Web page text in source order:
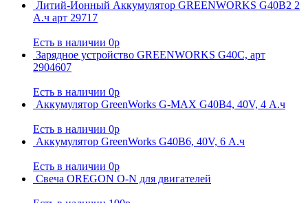
Литий-Ионный Аккумулятор GREENWORKS G40B2 2
А.ч арт 29717
Есть в наличии 0р
Зарядное устройство GREENWORKS G40C, арт
2904607
Есть в наличии 0р
Аккумулятор GreenWorks G-MAX G40B4, 40V, 4 А.ч
Есть в наличии 0р
Аккумулятор GreenWorks G40B6, 40V, 6 А.ч
Есть в наличии 0р
Свеча OREGON O-N для двигателей